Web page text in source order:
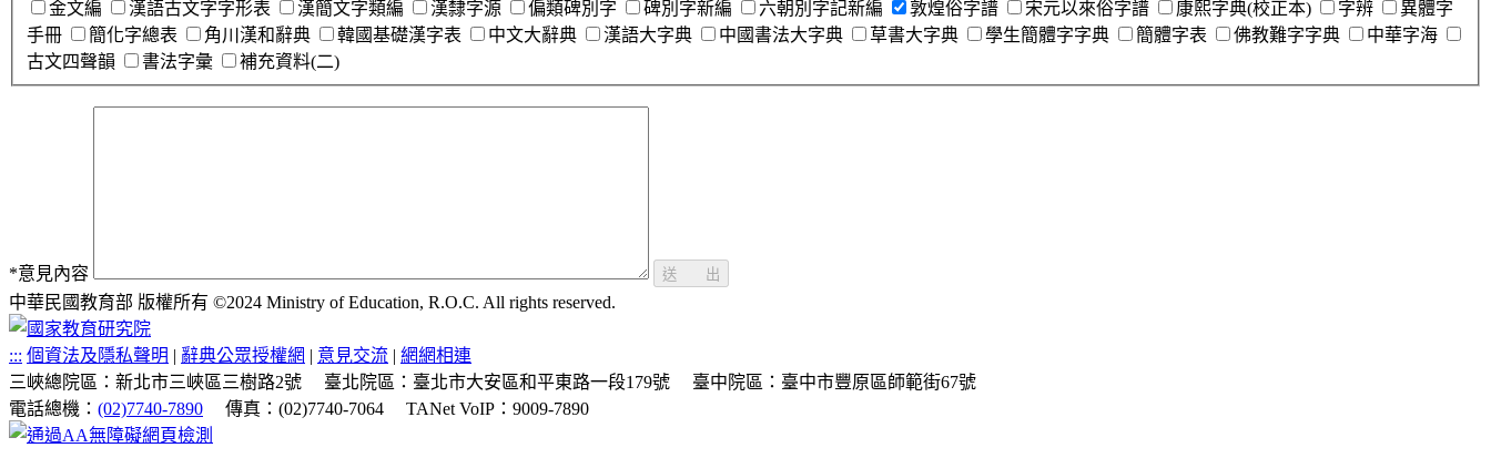
金文編
漢語古文字字形表 漢簡文字類編 漢隸字源 偏類碑別字 碑別字新編 六朝別字記新編 敦煌俗字譜 宋元以來俗字譜 康熙字典(校正本) 字辨
異體字
手冊
簡化字總表 角川漢和辭典 韓國基礎漢字表 中文大辭典 漢語大字典 中國書法大字典 草書大字典 學生簡體字字典 簡體字表 佛教難字字典
中華字海
古文四聲韻
書法字彙 補充資料(二)
*意見內容 送 出
中華民國教育部 版權所有 ©2024 Ministry of Education, R.O.C. All rights reserved.
::: 個資法及隱私聲明 | 辭典公眾授權網 | 意見交流 | 網網相連
三峽總院區：新北市三峽區三樹路2號
臺北院區：臺北市大安區和平東路一段179號
臺中院區：臺中市豐原區師範街67號
電話總機： (02)7740-7890 傳真：(02)7740-7064 TANet VoIP：9009-7890